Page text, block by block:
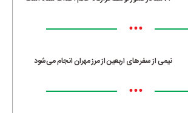
•••
نیمی از سفرهای اربعین از مرز مهران انجام می‌شود
•••